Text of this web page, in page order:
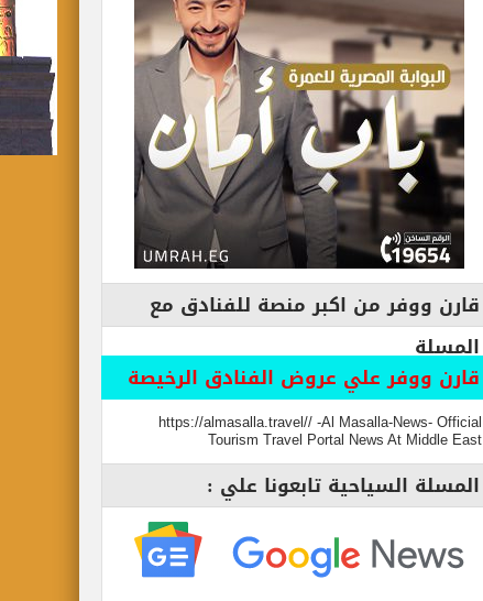
قارن ووفر من اكبر منصة للفنادق مع
المسلة
قارن ووفر علي عروض الفنادق الرخيصة
https://almasalla.travel// -Al Masalla-News- Official
Tourism Travel Portal News At Middle East
المسلة السياحية تابعونا علي :